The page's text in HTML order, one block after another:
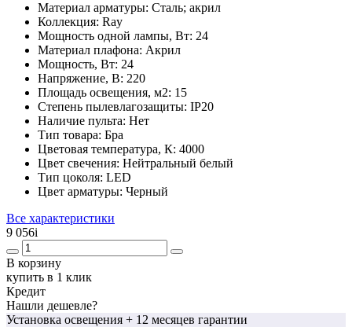
Материал арматуры: Сталь; акрил
Коллекция: Ray
Мощность одной лампы, Вт: 24
Материал плафона: Акрил
Мощность, Вт: 24
Напряжение, В: 220
Площадь освещения, м2: 15
Степень пылевлагозащиты: IP20
Наличие пульта: Нет
Тип товара: Бра
Цветовая температура, К: 4000
Цвет свечения: Нейтральный белый
Тип цоколя: LED
Цвет арматуры: Черный
Все характеристики
9 056i
В корзину
купить в 1 клик
Кредит
Нашли дешевле?
Установка освещения + 12 месяцев гарантии